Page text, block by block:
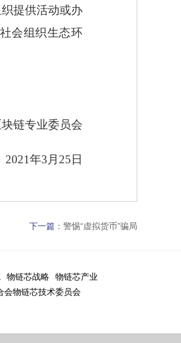
提供活动或办
会组织生态环
链专业委员会
2021年3月25日
下一篇 ： 警惕“虚拟货币”骗局
物链芯战略
物链芯产业
会物链芯技术委员会